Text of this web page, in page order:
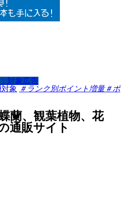
対象広告
象 ＃ランク別ポイント増量＃ポ
蘭、観葉植物、花
通販サイト